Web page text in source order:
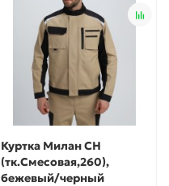
Куртка Милан CH
(тк.Смесовая,260),
бежевый/черный